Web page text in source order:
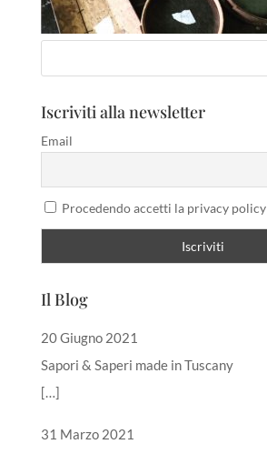
Iscriviti alla newsletter
Email
Procedendo accetti la privacy policy
Il Blog
20 Giugno 2021
Sapori & Saperi made in Tuscany
[…]
31 Marzo 2021